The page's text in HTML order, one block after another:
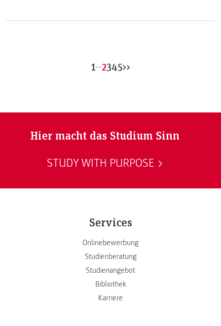
1...2345>>
Hier macht das Studium Sinn
STUDY WITH PURPOSE
Services
Onlinebewerbung
Studienberatung
Studienangebot
Bibliothek
Karriere